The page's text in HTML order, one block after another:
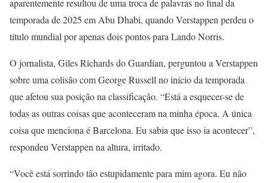
aparentemente resultou de uma troca de palavras no final da
temporada de 2025 em Abu Dhabi, quando Verstappen perdeu o
título mundial por apenas dois pontos para Lando Norris.
O jornalista, Giles Richards do Guardian, perguntou a Verstappen
sobre uma colisão com George Russell no início da temporada
que afetou sua posição na classificação. “Está a esquecer-se de
todas as outras coisas que aconteceram na minha época. A única
coisa que menciona é Barcelona. Eu sabia que isso ia acontecer”,
respondeu Verstappen na altura, irritado.
“Você está sorrindo tão estupidamente para mim agora. Eu não